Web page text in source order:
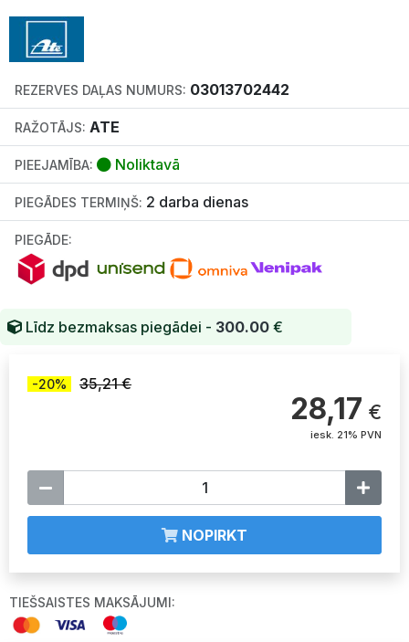
REZERVES DAĻAS NUMURS: 03013702442
RAŽOTĀJS: ATE
PIEEJAMĪBA: Noliktavā
PIEGĀDES TERMIŅŠ: 2 darba dienas
PIEGĀDE:
Līdz bezmaksas piegādei - 300.00 €
-20% 35,21 €
28,17 €
iesk. 21% PVN
NOPIRKT
TIEŠSAISTES MAKSĀJUMI: